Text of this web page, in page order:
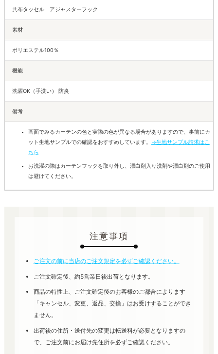
共布タッセル アジャスターフック
素材
ポリエステル100％
機能
洗濯OK（手洗い） 防炎
備考
画面でみるカーテンの色と実際の色が異なる場合がありますので、事前にカ
ット生地サンプルでの確認をおすすめしています。 →生地サンプル請求はこ
ちら
お洗濯の際はカーテンフックを取り外し、漂白剤入り洗剤や漂白剤のご使用
は避けてください。
注意事項
ご注文の前に当店のご注文規定を必ずご確認ください。
ご注文確定後、約5営業日後出荷となります。
商品の特性上、ご注文確定後のお客様のご都合によります
「キャンセル、変更、返品、交換」はお受けすることができ
ません。
出荷後の住所・送付先の変更は転送料が必要となりますの
で、ご注文前にお届け先住所を必ずご確認ください。